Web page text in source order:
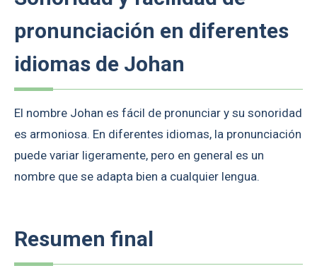
pronunciación en diferentes
idiomas de Johan
El nombre Johan es fácil de pronunciar y su sonoridad
es armoniosa. En diferentes idiomas, la pronunciación
puede variar ligeramente, pero en general es un
nombre que se adapta bien a cualquier lengua.
Resumen final